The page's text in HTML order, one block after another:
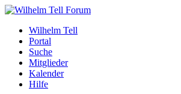
Wilhelm Tell
Portal
Suche
Mitglieder
Kalender
Hilfe